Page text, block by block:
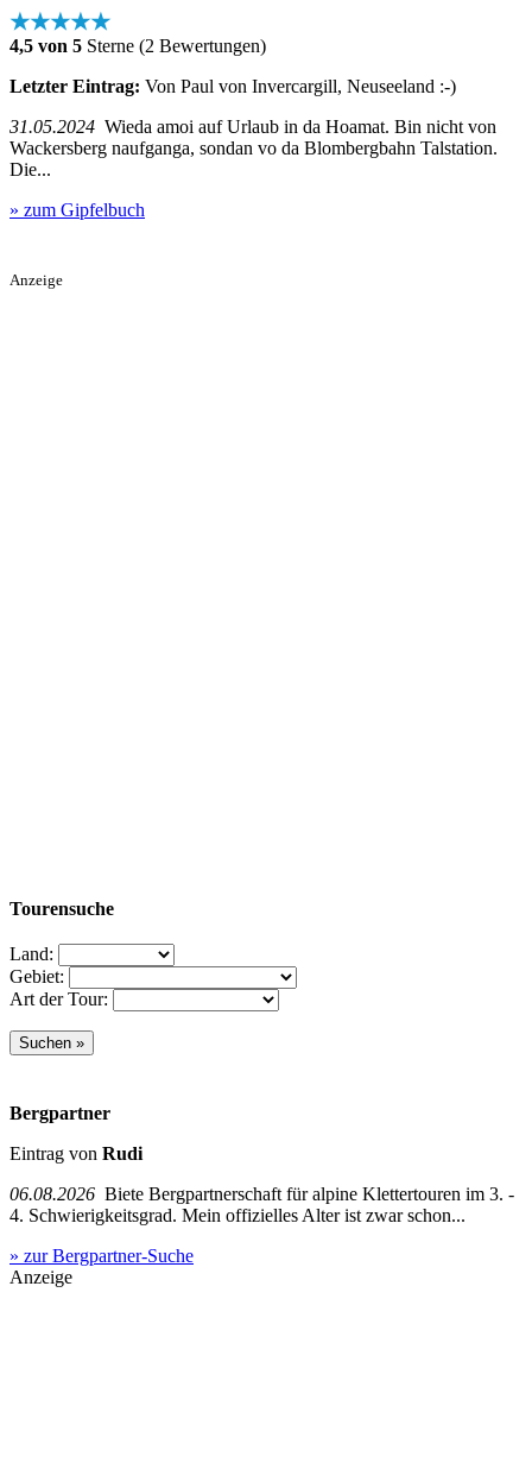
★★★★★
4,5 von 5 Sterne (2 Bewertungen)
Letzter Eintrag: Von Paul von Invercargill, Neuseeland :-)
31.05.2024 Wieda amoi auf Urlaub in da Hoamat. Bin nicht von
Wackersberg naufganga, sondan vo da Blombergbahn Talstation.
Die...
» zum Gipfelbuch
Anzeige
Tourensuche
Land:
Gebiet:
Art der Tour:
Bergpartner
Eintrag von Rudi
06.08.2026 Biete Bergpartnerschaft für alpine Klettertouren im 3. -
4. Schwierigkeitsgrad. Mein offizielles Alter ist zwar schon...
» zur Bergpartner-Suche
Anzeige